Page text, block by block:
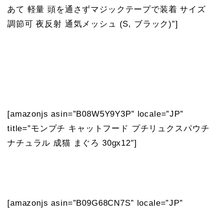
あて 軽量 頭を通さずマジックテープで装着 サイズ
調節可 夜反射 通気メッシュ (S, ブラック)”]
[amazonjs asin=”B08W5Y9Y3P” locale=”JP”
title=”モンプチ キャットフード プチリュクスパウチ
ナチュラル 成猫 まぐろ 30gx12″]
[amazonjs asin=”B09G68CN7S” locale=”JP”